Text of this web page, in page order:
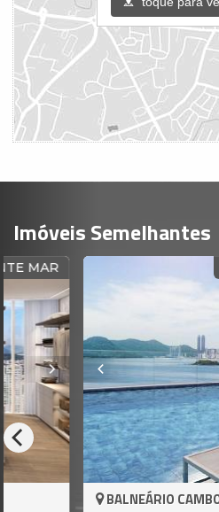
Imóveis Semelhantes
BALNEÁRIO CAMBORIÚ -